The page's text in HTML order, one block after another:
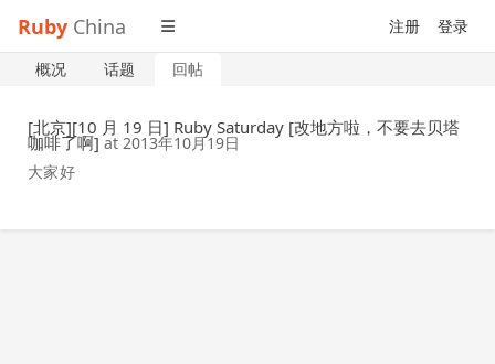
Ruby China 注册 登录
概况 话题 回帖
[北京][10 月 19 日] Ruby Saturday [改地方啦，不要去贝塔
咖啡了啊] at 2013年10月19日
大家好